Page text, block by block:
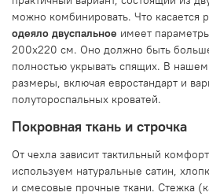
можно комбинировать. Что касается
одеяло двуспальное имеет
200х220 см. Оно должно быть
полностью укрывать спящих. В нашем
размеры, включая евростандарт и
полутороспальных кроватей.
Покровная ткань и строчка
От чехла зависит тактильный
используем натуральные сатин,
и смесовые прочные ткани. Стежка